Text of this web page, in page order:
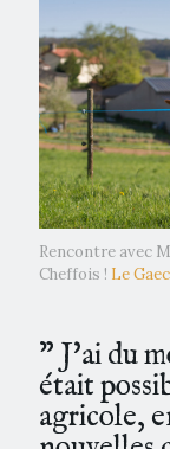
Rencontre avec
Cheffois ! Le
” J'ai du
était
agricole,